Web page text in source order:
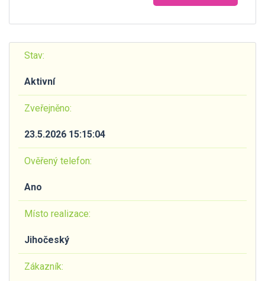
Stav:
Aktivní
Zveřejněno:
23.5.2026 15:15:04
Ověřený telefon:
Ano
Místo realizace:
Jihočeský
Zákazník: